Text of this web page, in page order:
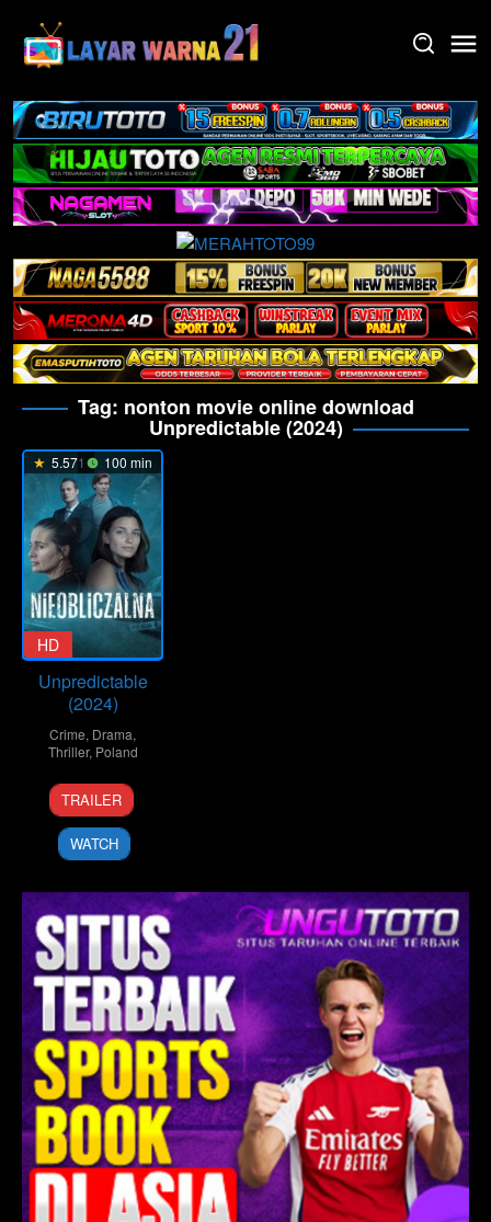
content
Tag: nonton movie online download
Unpredictable (2024)
5.571 100 min
HD
Unpredictable
(2024)
Crime, Drama,
Thriller, Poland
9
May
2024
Piotr
Trzaskalski
TRAILER
WATCH